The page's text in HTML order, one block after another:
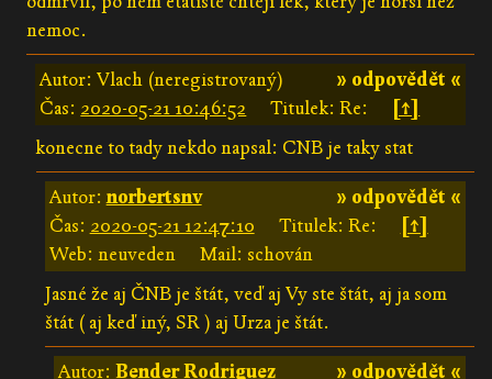
nemoc.
» odpovědět «
Autor: Vlach (neregistrovaný)
Čas: 2020-05-21 10:46:52 Titulek: Re:
[↑]
konecne to tady nekdo napsal: CNB je taky stat
» odpovědět «
Autor:norbertsnv
Čas: 2020-05-21 12:47:10 Titulek: Re:
[↑]
Web: neuveden
Mail: schován
Jasné že aj ČNB je štát, veď aj Vy ste štát, aj ja som
štát ( aj keď iný, SR ) aj Urza je štát.
» odpovědět «
Autor: Bender Rodriguez